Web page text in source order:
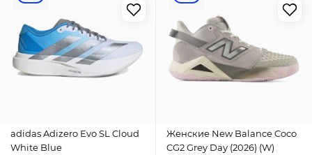
adidas Adizero Evo SL Cloud
White Blue
Женские New Balance Coco
CG2 Grey Day (2026) (W)